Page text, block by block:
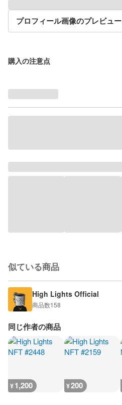
プロフィール画像のプレビュー
購入の注意点
似ている商品
High Lights Official
商品数158
同じ作者の商品
¥1,200 ¥200